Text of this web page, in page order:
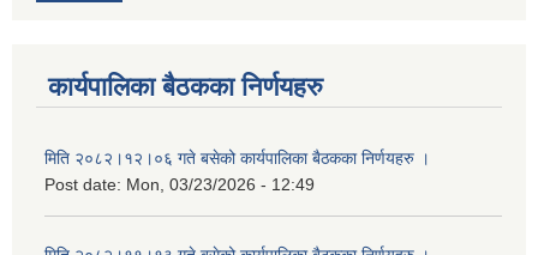
कार्यपालिका बैठकका निर्णयहरु
मिति २०८२।१२।०६ गते बसेको कार्यपालिका बैठकका निर्णयहरु ।
Post date: Mon, 03/23/2026 - 12:49